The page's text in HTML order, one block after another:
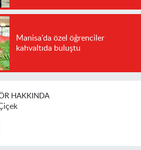
Manisa'da özel öğrenciler
kahvaltıda buluştu
HAKKINDA